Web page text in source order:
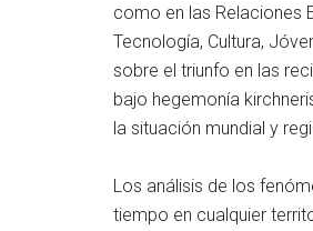
como en las Relaciones
Tecnología, Cultura,
sobre el triunfo en las
bajo hegemonía
la situación mundial y
Los análisis de los
tiempo en cualquier